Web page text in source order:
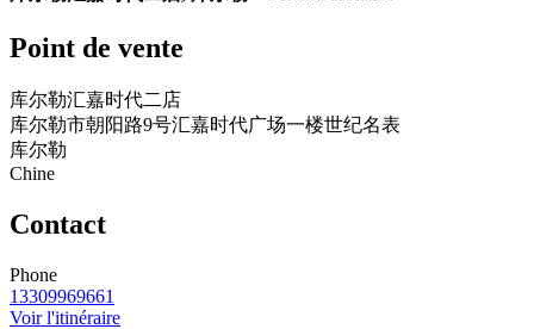
Point de vente
库尔勒汇嘉时代二店
库尔勒市朝阳路9号汇嘉时代广场一楼世纪名表
库尔勒
Chine
Contact
Phone
13309969661
Voir l'itinéraire